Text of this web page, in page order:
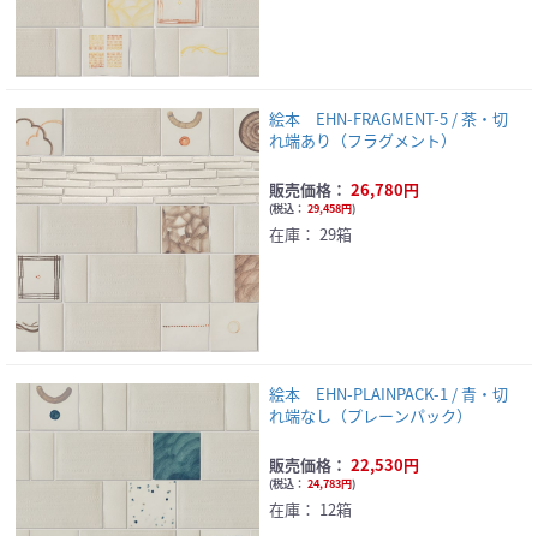
絵本 EHN-FRAGMENT-5 / 茶・切
れ端あり（フラグメント）
販売価格： 26,780円
(税込： 29,458円)
在庫： 29箱
絵本 EHN-PLAINPACK-1 / 青・切
れ端なし（プレーンパック）
販売価格： 22,530円
(税込： 24,783円)
在庫： 12箱